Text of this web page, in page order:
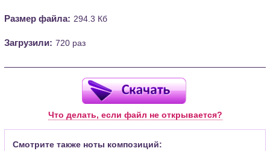
Размер файла: 294.3 Кб
Загрузили: 720 раз
Что делать, если файл не открывается?
Смотрите также ноты композиций: